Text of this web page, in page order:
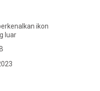
ikon
luar